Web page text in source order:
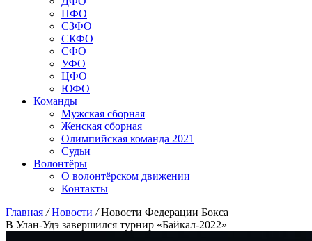
ПФО
СЗФО
СКФО
СФО
УФО
ЦФО
ЮФО
Команды
Мужская сборная
Женская сборная
Олимпийская команда 2021
Судьи
Волонтёры
О волонтёрском движении
Контакты
Главная / Новости /Новости Федерации Бокса
В Улан-Удэ завершился турнир «Байкал-2022»